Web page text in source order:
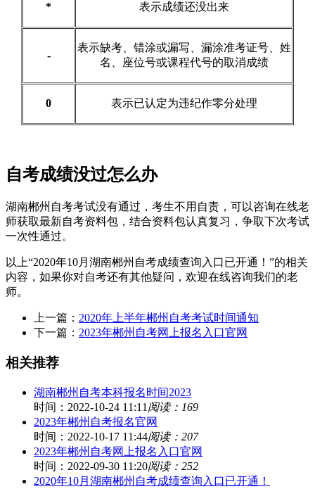
* 表示成绩还没出来
-
表示缺考、错涂或漏写、漏涂准考证号、姓
名、座位号或课程代号的取消成绩
0 表示已认定为违纪作零分处理
自考成绩没过怎么办
湖南郴州自考考试没有通过，考生不用自责，可以咨询在线老
师获取最新自考资料包，结合资料包认真复习，争取下次考试
一次性通过。
以上“2020年10月湖南郴州自考成绩查询入口已开通！”的相关
内容，如果你对自考还有其他疑问，欢迎在线咨询我们的老
师。
上一篇： 2020年上半年郴州自考考试时间通知
下一篇： 2023年郴州自考网上报名入口官网
相关推荐
湖南郴州自考本科报名时间2023
时间：2022-10-24 11:11 阅读：169
2023年郴州自考报名官网
时间：2022-10-17 11:44阅读：207
2023年郴州自考网上报名入口官网
时间：2022-09-30 11:20阅读：252
2020年10月湖南郴州自考成绩查询入口已开通！